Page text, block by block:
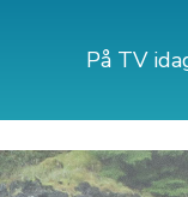
På TV